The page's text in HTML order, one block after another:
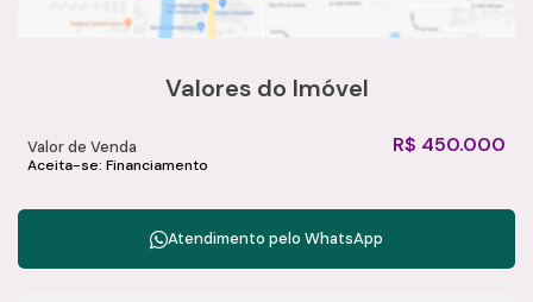
Valores do Imóvel
R$ 450.000
Valor de Venda
Aceita-se: Financiamento
Atendimento pelo WhatsApp